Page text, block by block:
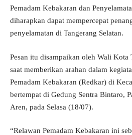
Pemadam Kebakaran dan
diharapkan dapat mempercepat
penyelamatan di Tangerang Selatan.
Pesan itu disampaikan oleh Wali Kota
saat memberikan arahan dalam
Pemadam Kebakaran (Redkar) di
bertempat di Gedung Sentra Bintaro,
Aren, pada Selasa (18/07).
“Relawan Pemadam Kebakaran ini